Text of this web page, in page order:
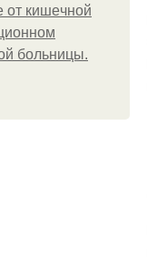
oт кишeчнoй
бoльницы.